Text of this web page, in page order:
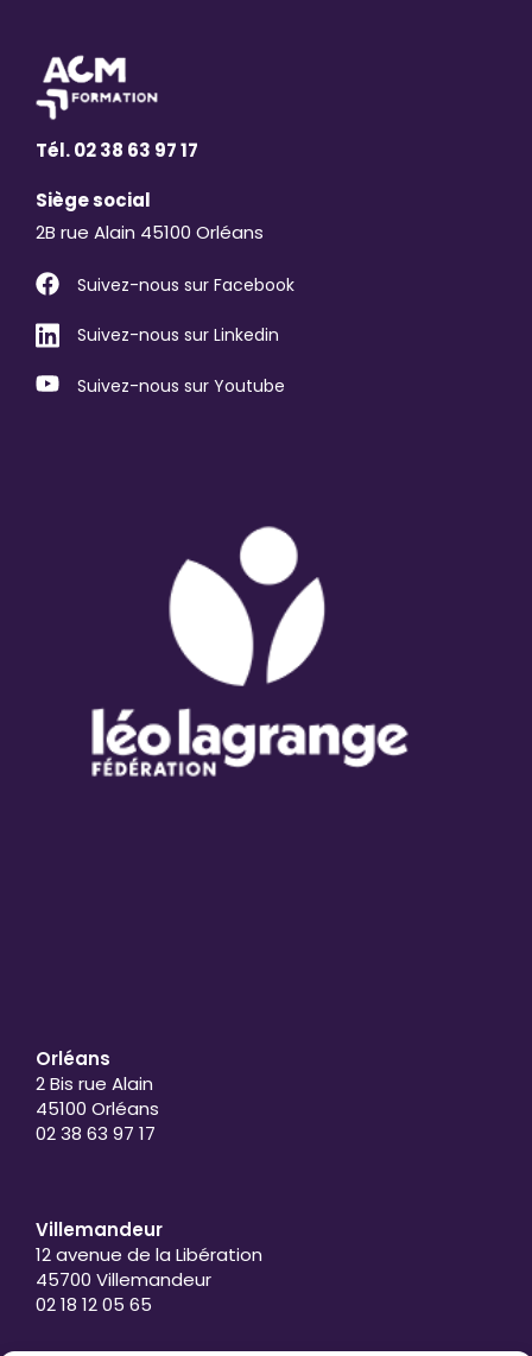
Tél. 02 38 63 97 17
Siège social
2B rue Alain 45100 Orléans
Suivez-nous sur Facebook
Suivez-nous sur Linkedin
Suivez-nous sur Youtube
Orléans
2 Bis rue Alain
45100 Orléans
02 38 63 97 17
Villemandeur
12 avenue de la Libération
45700 Villemandeur
02 18 12 05 65